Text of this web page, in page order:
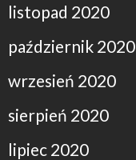
listopad 2020
październik 2020
wrzesień 2020
sierpień 2020
lipiec 2020